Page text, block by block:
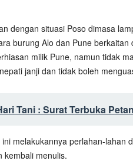
dengan situasi Poso dimasa
burung Alo dan Pune
milik Pune, namun tidak
janji dan tidak boleh
Tani : Surat Terbuka
melakukannya perlahan-
kembali menulis.